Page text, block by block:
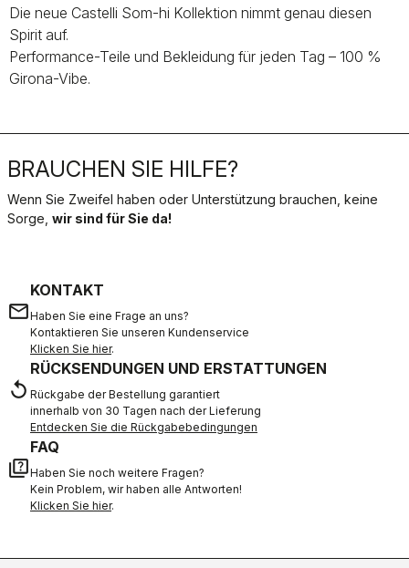
Die neue Castelli Som-hi Kollektion nimmt genau diesen
Spirit auf.
Performance-Teile und Bekleidung für jeden Tag – 100 %
Girona-Vibe.
BRAUCHEN SIE HILFE?
Wenn Sie Zweifel haben oder Unterstützung brauchen, keine
Sorge, wir sind für Sie da!
email
KONTAKT
Haben Sie eine Frage an uns?
Kontaktieren Sie unseren Kundenservice
Klicken Sie hier.
replay
RÜCKSENDUNGEN UND ERSTATTUNGEN
Rückgabe der Bestellung garantiert
innerhalb von 30 Tagen nach der Lieferung
Entdecken Sie die Rückgabebedingungen
quiz
FAQ
Haben Sie noch weitere Fragen?
Kein Problem, wir haben alle Antworten!
Klicken Sie hier.